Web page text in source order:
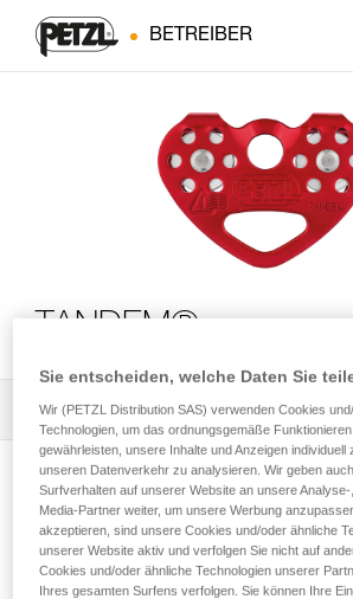
BETREIBER
TANDEM®
Alle technischen Anwendungen 1
Sie entscheiden, welche Daten Sie
Wir (PETZL Distribution SAS) verwenden Cookies
Technologien, um das ordnungsgemäße
gewährleisten, unsere Inhalte und Anzeigen individuell
unseren Datenverkehr zu analysieren. Wir geben
Surfverhalten auf unserer Website an unsere
Media-Partner weiter, um unsere Werbung
akzeptieren, sind unsere Cookies und/oder ähnliche
unserer Website aktiv und verfolgen Sie nicht auf
Cookies und/oder ähnliche Technologien unserer
Ihres gesamten Surfens verfolgen. Sie können Ihre